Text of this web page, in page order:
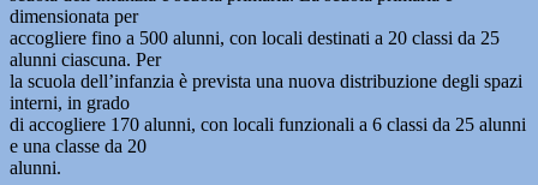
dimensionata per
accogliere fino a 500 alunni, con locali destinati a 20 classi da 25
alunni ciascuna. Per
la scuola dell’infanzia è prevista una nuova distribuzione degli spazi
interni, in grado
di accogliere 170 alunni, con locali funzionali a 6 classi da 25 alunni
e una classe da 20
alunni.